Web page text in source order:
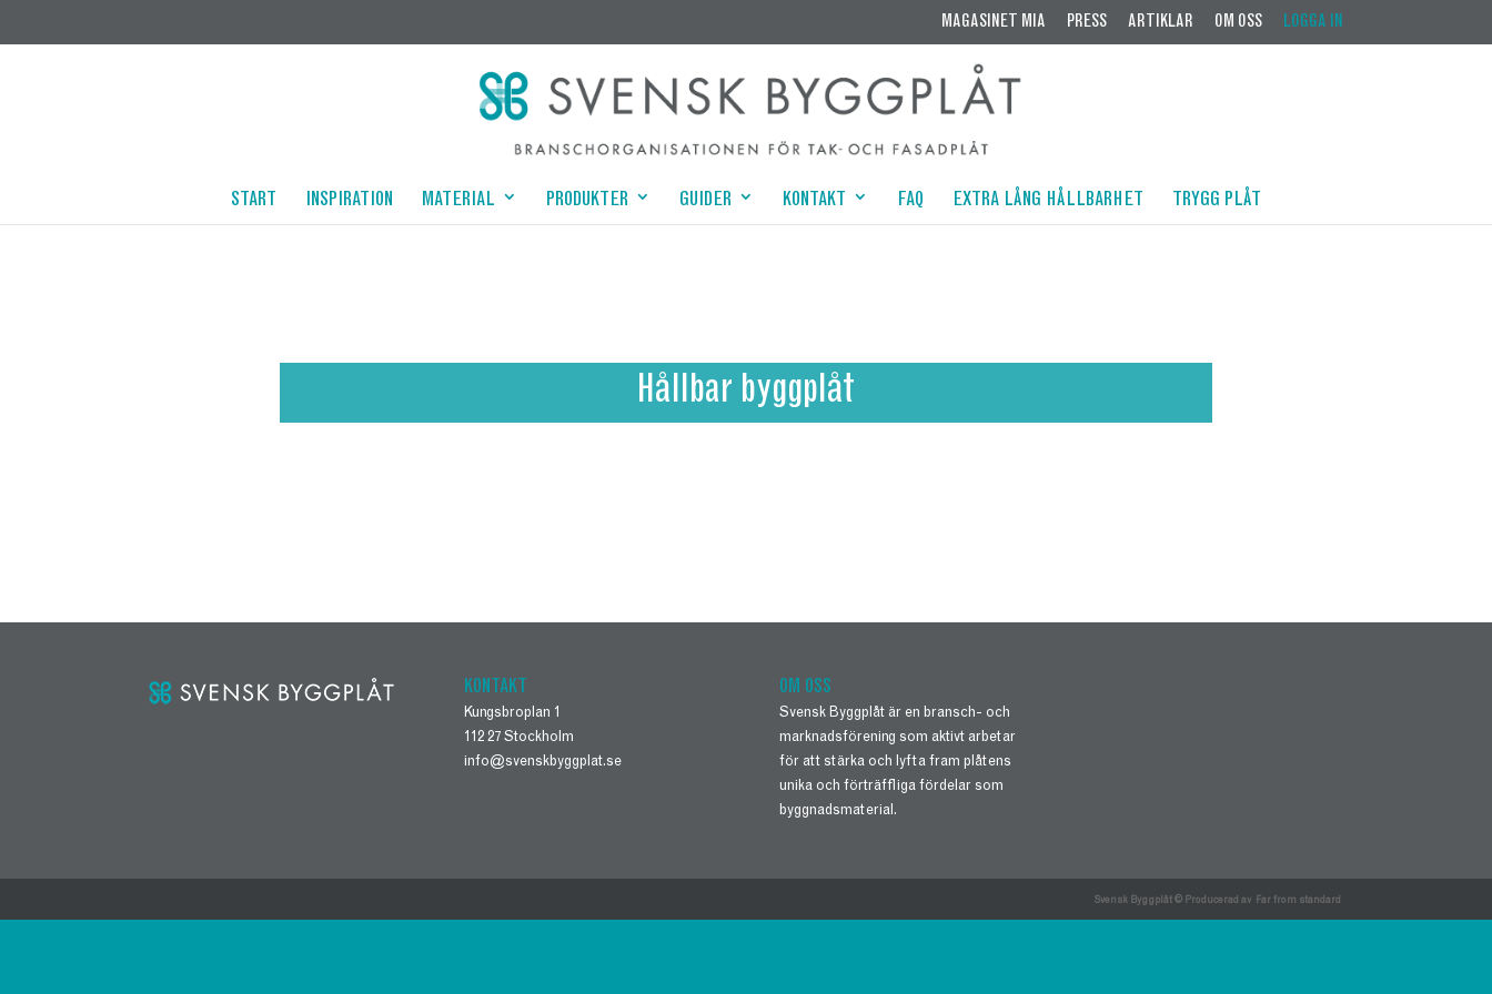
MAGASINET MIA PRESS ARTIKLAR OM OSS LOGGA IN
START INSPIRATION MATERIAL PRODUKTER GUIDER KONTAKT FAQ EXTRA LÅNG HÅLLBARHET TRYGG PLÅT
Hållbar byggplåt
KONTAKT
Kungsbroplan 1
112 27 Stockholm
info@svenskbyggplat.se
OM OSS
Svensk Byggplåt är en bransch- och
marknadsförening som aktivt arbetar
för att stärka och lyfta fram plåtens
unika och förträffliga fördelar som
byggnadsmaterial.
Svensk Byggplåt © Producerad av Far from standard